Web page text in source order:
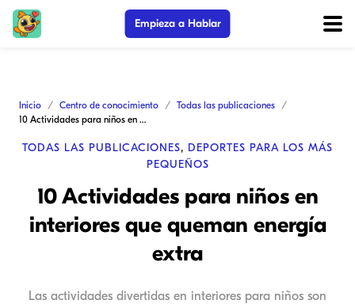
Empieza a Hablar
Inicio Centro de conocimiento
Todas las publicaciones
10 Actividades para niños en interiores que queman energía extra
TODAS LAS PUBLICACIONES, DEPORTES PARA LOS MÁS
PEQUEÑOS
10 Actividades para niños en
interiores que queman energía
extra
Las actividades divertidas en interiores para niños son